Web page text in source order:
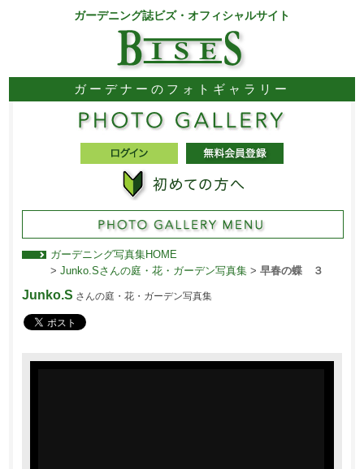
ガーデニング誌ビズ・オフィシャルサイト
ガーデナーのフォトギャラリー
ガーデニング写真集HOME
> Junko.Sさんの庭・花・ガーデン写真集> 早春の蝶 ３
Junko.S さんの庭・花・ガーデン写真集